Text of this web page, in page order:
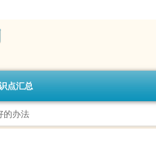
点汇总
的办法